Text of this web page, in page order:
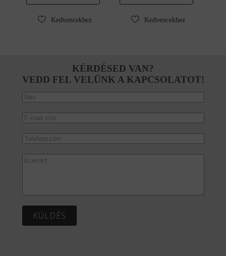
Kedvencekhez Kedvencekhez
KÉRDÉSED VAN?
VEDD FEL VELÜNK A KAPCSOLATOT!
KÜLDÉS